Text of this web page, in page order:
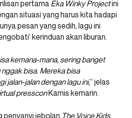
rilisan pertama Eka Winky Projectini
situasi yang harus kita hadapi
pesan yang sedih, lagu ini
kerinduan akan liburan.
kemana-mana, sering banget
bisa. Mereka bisa
jalan-jalan dengan lagu ini,” jelas
pressconKamis kemarin.
penyanyi jebolan The Voice Kids